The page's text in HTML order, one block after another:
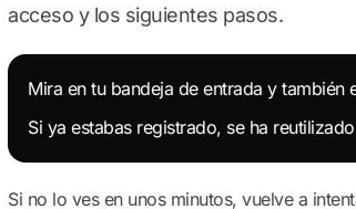
acceso y los siguientes pasos.
Mira en tu bandeja de entrada y también
Si ya estabas registrado, se ha
Si no lo ves en unos minutos, vuelve a